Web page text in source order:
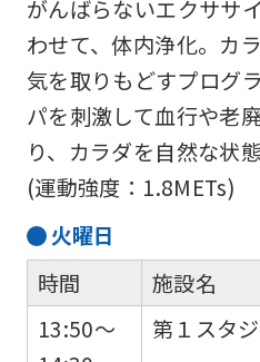
がんばらないエクササ
わせて、体内浄化。カ
気を取りもどすプログ
パを刺激して血行や老
り、カラダを自然な状
(運動強度：1.8METs)
火曜日
時間
13:50～
施設名
第１スタ